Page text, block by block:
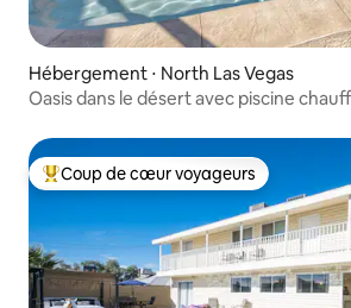
Hébergement ⋅ North Las Vegas
Oasis dans le désert avec piscine
Coups de cœur voyageurs les plus
Coup de cœur voyageurs